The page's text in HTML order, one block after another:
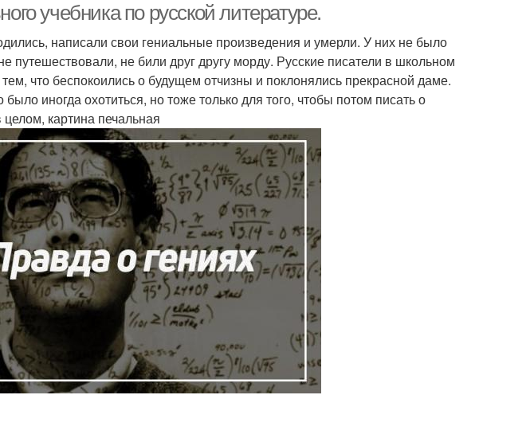
учебника по русской литературе.
написали свои гениальные произведения и умерли. У них не было
путешествовали, не били друг другу морду. Русские писатели в школьном
что беспокоились о будущем отчизны и поклонялись прекрасной даме.
иногда охотиться, но тоже только для того, чтобы потом писать о
картина печальная